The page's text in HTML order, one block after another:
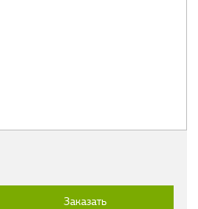
Заказать